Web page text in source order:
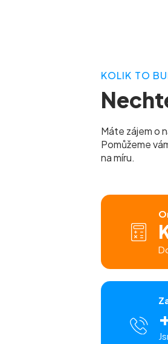
KOLIK TO
Máte zájem o
Pomůžeme
na míru.